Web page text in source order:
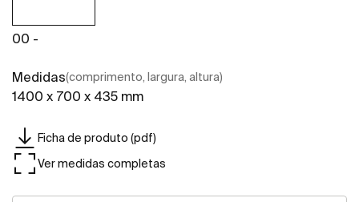
00 -
Medidas(comprimento, largura, altura)
1400 x 700 x 435 mm
Ficha de produto (pdf)
Ver medidas completas